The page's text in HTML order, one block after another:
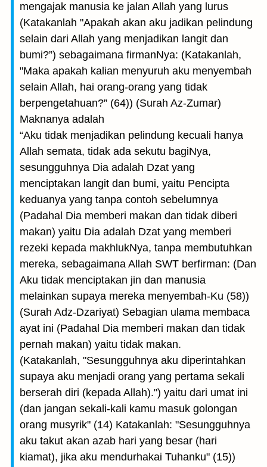
mengajak manusia ke jalan Allah yang lurus
(Katakanlah "Apakah akan aku jadikan pelindung
selain dari Allah yang menjadikan langit dan
bumi?”) sebagaimana firmanNya: (Katakanlah,
"Maka apakah kalian menyuruh aku menyembah
selain Allah, hai orang-orang yang tidak
berpengetahuan?” (64)) (Surah Az-Zumar)
Maknanya adalah
“Aku tidak menjadikan pelindung kecuali hanya
Allah semata, tidak ada sekutu bagiNya,
sesungguhnya Dia adalah Dzat yang
menciptakan langit dan bumi, yaitu Pencipta
keduanya yang tanpa contoh sebelumnya
(Padahal Dia memberi makan dan tidak diberi
makan) yaitu Dia adalah Dzat yang memberi
rezeki kepada makhlukNya, tanpa membutuhkan
mereka, sebagaimana Allah SWT berfirman: (Dan
Aku tidak menciptakan jin dan manusia
melainkan supaya mereka menyembah-Ku (58))
(Surah Adz-Dzariyat) Sebagian ulama membaca
ayat ini (Padahal Dia memberi makan dan tidak
pernah makan) yaitu tidak makan.
(Katakanlah, "Sesungguhnya aku diperintahkan
supaya aku menjadi orang yang pertama sekali
berserah diri (kepada Allah).") yaitu dari umat ini
(dan jangan sekali-kali kamu masuk golongan
orang musyrik" (14) Katakanlah: "Sesungguhnya
aku takut akan azab hari yang besar (hari
kiamat), jika aku mendurhakai Tuhanku" (15))